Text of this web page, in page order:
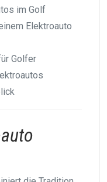
im Golf
Elektroauto
Golfer